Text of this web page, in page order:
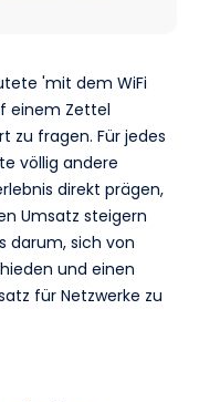
'mit dem WiFi
einem Zettel
zu fragen. Für jedes
völlig andere
direkt prägen,
Umsatz steigern
darum, sich von
und einen
für Netzwerke zu